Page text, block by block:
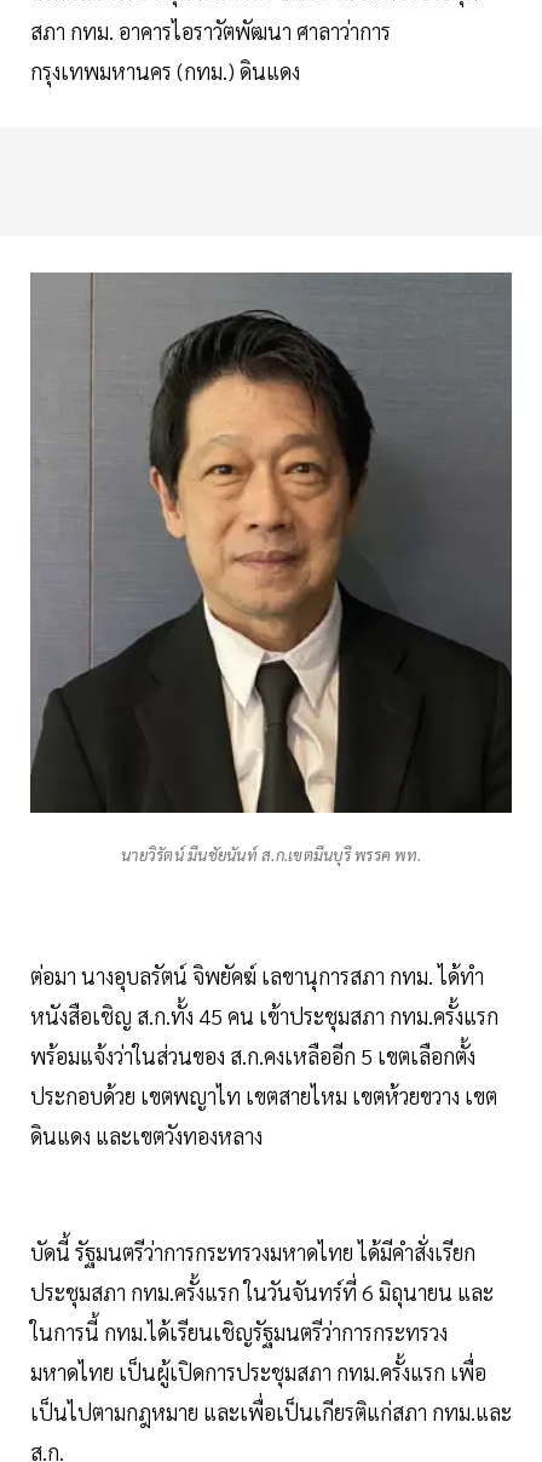
สภา กทม. อาคารไอราวัตพัฒนา ศาลาว่าการ
กรุงเทพมหานคร (กทม.) ดินแดง
นายวิรัตน์ มีนชัยนันท์ ส.ก.เขตมีนบุรี พรรค พท.
ต่อมา นางอุบลรัตน์ จิพยัคฆ์ เลขานุการสภา กทม. ได้ทำ
หนังสือเชิญ ส.ก.ทั้ง 45 คน เข้าประชุมสภา กทม.ครั้งแรก
พร้อมแจ้งว่าในส่วนของ ส.ก.คงเหลืออีก 5 เขตเลือกตั้ง
ประกอบด้วย เขตพญาไท เขตสายไหม เขตห้วยขวาง เขต
ดินแดง และเขตวังทองหลาง
บัดนี้ รัฐมนตรีว่าการกระทรวงมหาดไทย ได้มีคำสั่งเรียก
ประชุมสภา กทม.ครั้งแรก ในวันจันทร์ที่ 6 มิถุนายน และ
ในการนี้ กทม.ได้เรียนเชิญรัฐมนตรีว่าการกระทรวง
มหาดไทย เป็นผู้เปิดการประชุมสภา กทม.ครั้งแรก เพื่อ
เป็นไปตามกฎหมาย และเพื่อเป็นเกียรติแก่สภา กทม.และ
ส.ก.